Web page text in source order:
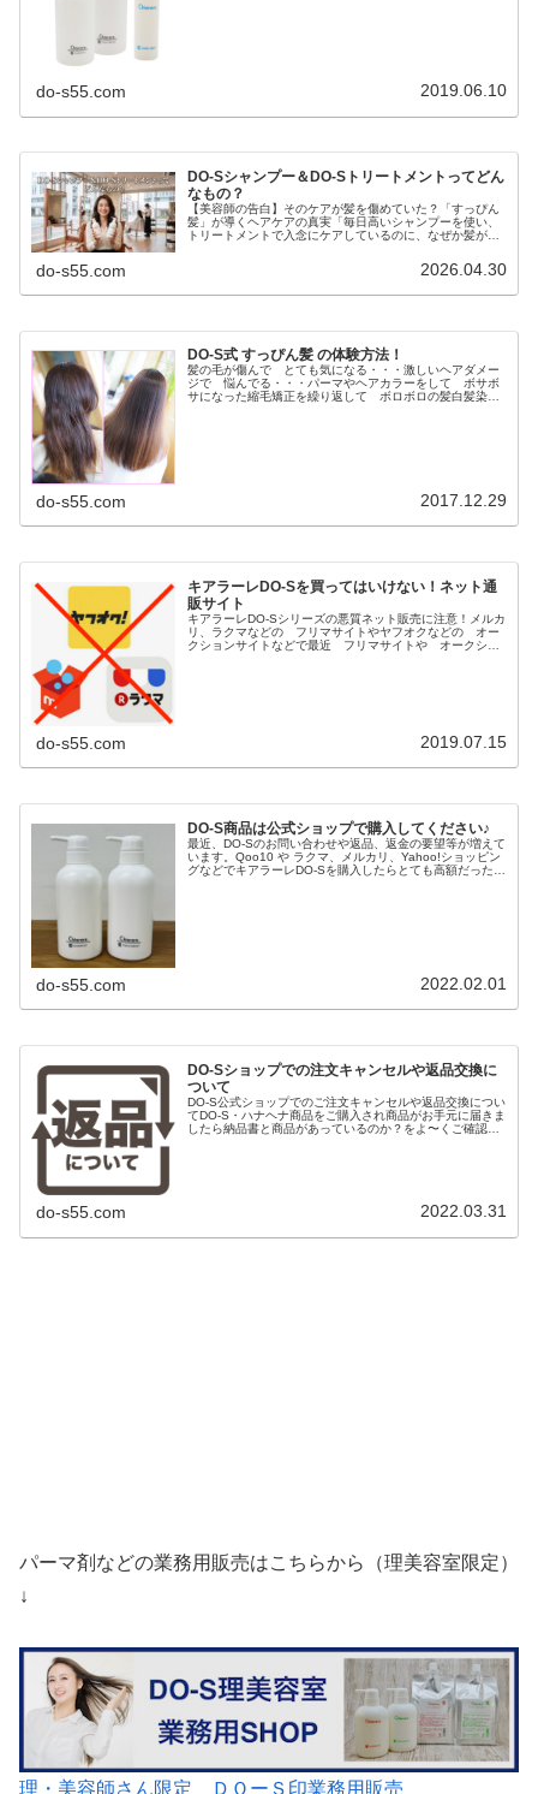
do-s55.com 2019.06.10
DO-Sシャンプー＆DO-Sトリートメントってどん
なもの？
【美容師の告白】そのケアが髪を傷めていた？「すっぴん
髪」が導くヘアケアの真実「毎日高いシャンプーを使い、
トリートメントで入念にケアしているのに、なぜか髪がパ
do-s55.com 2026.04.30
DO-S式 すっぴん髪 の体験方法！
髪の毛が傷んで とても気になる・・・激しいヘアダメー
ジで 悩んでる・・・パーマやヘアカラーをして ボサボ
サになった縮毛矯正を繰り返して ボロボロの髪白髪染め
do-s55.com 2017.12.29
キアラーレDO-Sを買ってはいけない！ネット通
販サイト
キアラーレDO-Sシリーズの悪質ネット販売に注意！メルカ
リ、ラクマなどの フリマサイトやヤフオクなどの オー
クションサイトなどで最近 フリマサイトや オークショ
do-s55.com 2019.07.15
DO-S商品は公式ショップで購入してください♪
最近、DO-Sのお問い合わせや返品、返金の要望等が増えて
います。Qoo10 や ラクマ、メルカリ、Yahoo!ショッピン
グなどでキアラーレDO-Sを購入したらとても高額だった！
do-s55.com 2022.02.01
DO-Sショップでの注文キャンセルや返品交換に
ついて
DO-S公式ショップでのご注文キャンセルや返品交換につい
てDO-S・ハナヘナ商品をご購入され商品がお手元に届きま
したら納品書と商品があっているのか？をよ〜くご確認く
do-s55.com 2022.03.31
パーマ剤などの業務用販売はこちらから（理美容室限定）
↓
理・美容師さん限定 ＤＯーＳ印業務用販売